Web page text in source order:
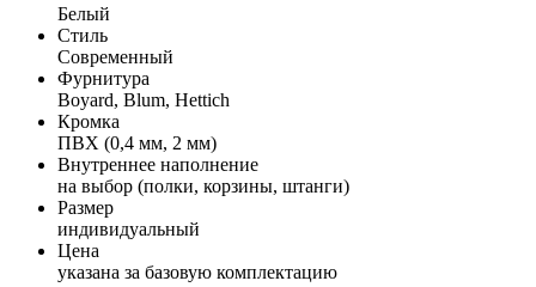
Белый
Стиль
Современный
Фурнитура
Boyard, Blum, Hettich
Кромка
ПВХ (0,4 мм, 2 мм)
Внутреннее наполнение
на выбор (полки, корзины, штанги)
Размер
индивидуальный
Цена
указана за базовую комплектацию